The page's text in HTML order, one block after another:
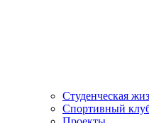
Студенческая
Спортивный